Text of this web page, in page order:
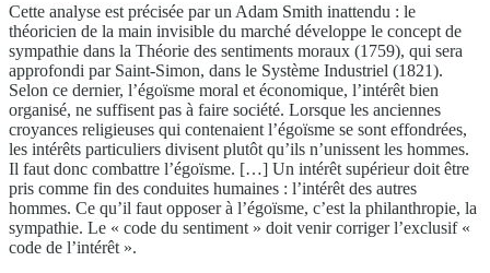
Cette analyse est précisée par un Adam Smith inattendu : le
théoricien de la main invisible du marché développe le concept de
sympathie dans la Théorie des sentiments moraux (1759), qui sera
approfondi par Saint-Simon, dans le Système Industriel (1821).
Selon ce dernier, l’égoïsme moral et économique, l’intérêt bien
organisé, ne suffisent pas à faire société. Lorsque les anciennes
croyances religieuses qui contenaient l’égoïsme se sont effondrées,
les intérêts particuliers divisent plutôt qu’ils n’unissent les hommes.
Il faut donc combattre l’égoïsme. […] Un intérêt supérieur doit être
pris comme fin des conduites humaines : l’intérêt des autres
hommes. Ce qu’il faut opposer à l’égoïsme, c’est la philanthropie, la
sympathie. Le « code du sentiment » doit venir corriger l’exclusif «
code de l’intérêt ».